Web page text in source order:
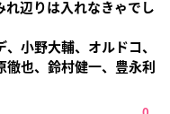
れ辺りは入れなきゃでし
小野大輔、オルドコ、
也、鈴村健一、豊永利